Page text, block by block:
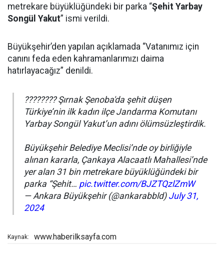
metrekare büyüklüğündeki bir parka “Şehit Yarbay
Songül Yakut” ismi verildi.
Büyükşehir’den yapılan açıklamada “Vatanımız için
canını feda eden kahramanlarımızı daima
hatırlayacağız” denildi.
???????? Şırnak Şenoba'da şehit düşen
Türkiye’nin ilk kadın ilçe Jandarma Komutanı
Yarbay Songül Yakut’un adını ölümsüzleştirdik.
Büyükşehir Belediye Meclisi’nde oy birliğiyle
alınan kararla, Çankaya Alacaatlı Mahallesi’nde
yer alan 31 bin metrekare büyüklüğündeki bir
parka “Şehit… pic.twitter.com/BJZTQzlZmW
— Ankara Büyükşehir (@ankarabbld) July 31,
2024
Kaynak: www.haberilksayfa.com